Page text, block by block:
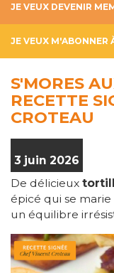
JE VEUX DEVENIR
JE VEUX M'ABONNER
S'MORES
RECETTE
CROTEAU
3 juin 2026
De délicieux
épicé qui se
un équilibre